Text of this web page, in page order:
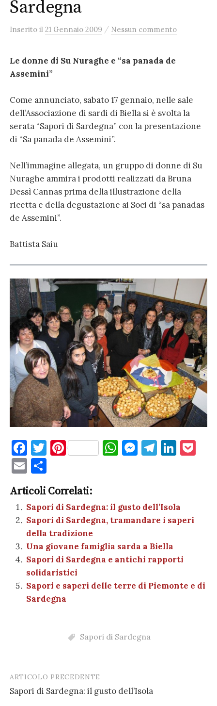
Sardegna
Inserito il 21 Gennaio 2009 / Nessun commento
Le donne di Su Nuraghe e “sa panada de
Assemini”
Come annunciato, sabato 17 gennaio, nelle sale
dell’Associazione di sardi di Biella si è svolta la
serata “Sapori di Sardegna” con la presentazione
di “Sa panada de Assemini”.
Nell’immagine allegata, un gruppo di donne di Su
Nuraghe ammira i prodotti realizzati da Bruna
Dessì Cannas prima della illustrazione della
ricetta e della degustazione ai Soci di “sa panadas
de Assemini”.
Battista Saiu
F
a
c
e
b
o
o
k
T
te
r
Pi
es
t
W
A
p
p
M
g
er
T
a
m
Li
dI
n
E
m
ai
l
n
di
vi
di
Articoli Correlati:
Sapori di Sardegna: il gusto dell’Isola
Sapori di Sardegna, tramandare i saperi
della tradizione
Una giovane famiglia sarda a Biella
Sapori di Sardegna e antichi rapporti
solidaristici
Sapori e saperi delle terre di Piemonte e di
Sardegna
Sapori di Sardegna
Post
navigation
ARTICOLO PRECEDENTE
Sapori di Sardegna: il gusto dell’Isola